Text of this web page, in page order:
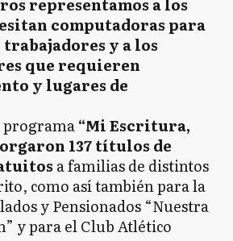
computadoras para
y a los
que requieren
y lugares de
programa“Mi Escritura,
137 títulos de
a familias de distintos
como así también para la
y Pensionados “Nuestra
y para el Club Atlético